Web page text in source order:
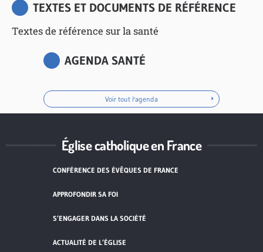
TEXTES ET DOCUMENTS DE RÉFÉRENCE
Textes de référence sur la santé
AGENDA SANTÉ
Voir tout l'agenda
Église catholique en France
CONFÉRENCE DES ÉVÊQUES DE FRANCE
APPROFONDIR SA FOI
S’ENGAGER DANS LA SOCIÉTÉ
ACTUALITÉ DE L’ÉGLISE